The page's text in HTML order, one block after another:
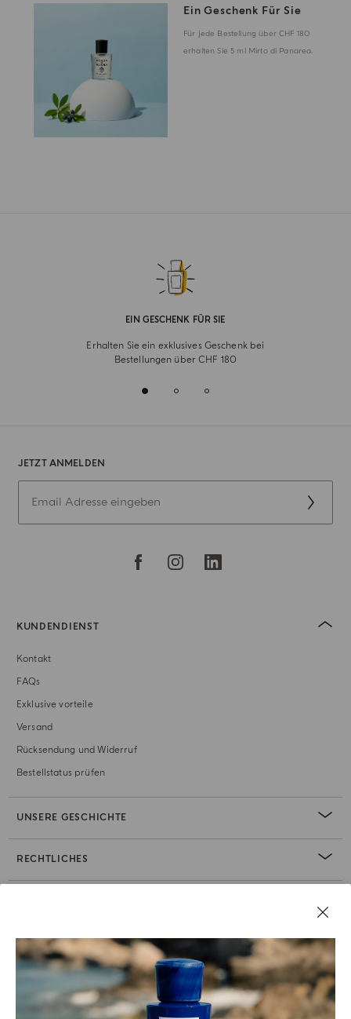
Ein Geschenk Für Sie
Für jede Bestellung über CHF 180
erhalten Sie 5 ml Mirto di Panarea.
EIN GESCHENK FÜR SIE
Erhalten Sie ein exklusives Geschenk bei
Bestellungen über CHF 180
JETZT ANMELDEN
KUNDENDIENST
Kontakt
FAQs
Exklusive vorteile
Versand
Rücksendung und Widerruf
Bestellstatus prüfen
UNSERE GESCHICHTE
RECHTLICHES